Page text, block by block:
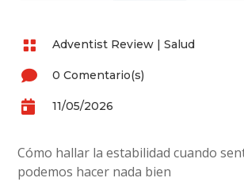
 Adventist Review| Salud
 0 Comentario(s)
 11/05/2026
Cómo hallar la estabilidad cuando
podemos hacer nada bien